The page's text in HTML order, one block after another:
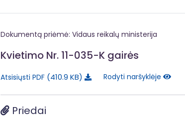
Dokumentą priėmė: Vidaus reikalų ministerija
Kvietimo Nr. 11-035-K gairės
Atsisiųsti PDF 410.9 KB Rodyti naršyklėje
Priedai